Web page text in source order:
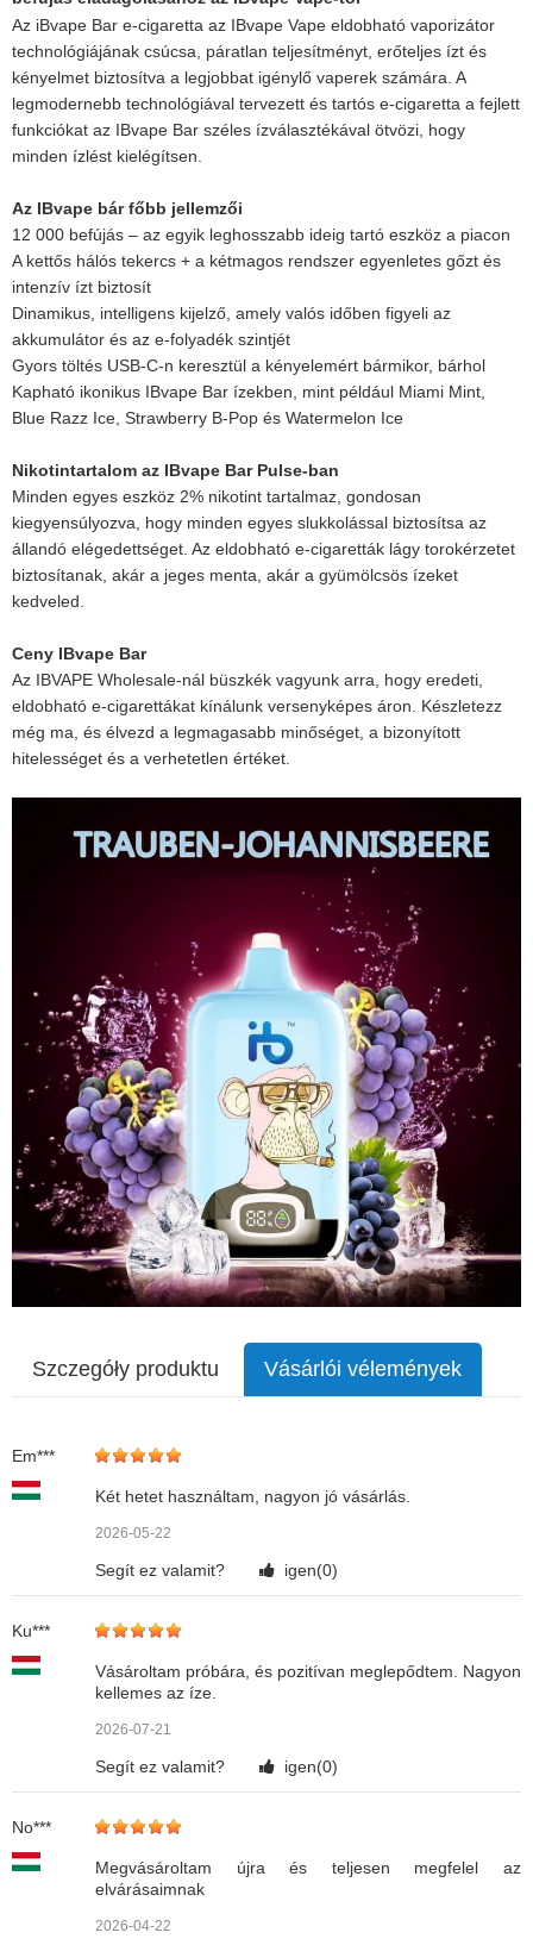
Az iBvape Bar e-cigaretta az IBvape Vape eldobható vaporizátor
technológiájának csúcsa, páratlan teljesítményt, erőteljes ízt és
kényelmet biztosítva a legjobbat igénylő vaperek számára. A
legmodernebb technológiával tervezett és tartós e-cigaretta a fejlett
funkciókat az IBvape Bar széles ízválasztékával ötvözi, hogy
minden ízlést kielégítsen.
Az IBvape bár főbb jellemzői
12 000 befújás – az egyik leghosszabb ideig tartó eszköz a piacon
A kettős hálós tekercs + a kétmagos rendszer egyenletes gőzt és
intenzív ízt biztosít
Dinamikus, intelligens kijelző, amely valós időben figyeli az
akkumulátor és az e-folyadék szintjét
Gyors töltés USB-C-n keresztül a kényelemért bármikor, bárhol
Kapható ikonikus IBvape Bar ízekben, mint például Miami Mint,
Blue Razz Ice, Strawberry B-Pop és Watermelon Ice
Nikotintartalom az IBvape Bar Pulse-ban
Minden egyes eszköz 2% nikotint tartalmaz, gondosan
kiegyensúlyozva, hogy minden egyes slukkolással biztosítsa az
állandó elégedettséget. Az eldobható e-cigaretták lágy torokérzetet
biztosítanak, akár a jeges menta, akár a gyümölcsös ízeket
kedveled.
Ceny IBvape Bar
Az IBVAPE Wholesale-nál büszkék vagyunk arra, hogy eredeti,
eldobható e-cigarettákat kínálunk versenyképes áron. Készletezz
még ma, és élvezd a legmagasabb minőséget, a bizonyított
hitelességet és a verhetetlen értéket.
Szczegóły produktu Vásárlói vélemények
Em***
Két hetet használtam, nagyon jó vásárlás.
2026-05-22
Segít ez valamit? igen(0)
Ku***
Vásároltam próbára, és pozitívan meglepődtem. Nagyon
kellemes az íze.
2026-07-21
Segít ez valamit? igen(0)
No***
Megvásároltam újra és teljesen megfelel az
elvárásaimnak
2026-04-22